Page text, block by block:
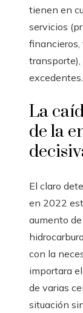
tienen en
servicios
financieros,
transporte),
excedentes.
La
de la
El claro
en 2022
aumento
con la
importara
de varias
situación